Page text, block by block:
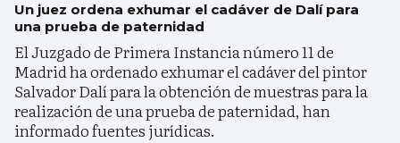
Un juez ordena exhumar el cadáver de Dalí para
una prueba de paternidad
El Juzgado de Primera Instancia número 11 de
Madrid ha ordenado exhumar el cadáver del pintor
Salvador Dalí para la obtención de muestras para la
realización de una prueba de paternidad, han
informado fuentes jurídicas.